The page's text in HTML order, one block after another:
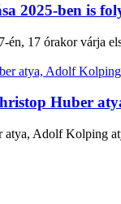
2025-ben is
17 órakor várja
Huber
Adolf Kolping